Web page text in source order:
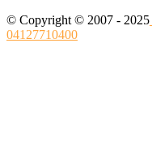
© Copyright © 2007 - 2025
04127710400